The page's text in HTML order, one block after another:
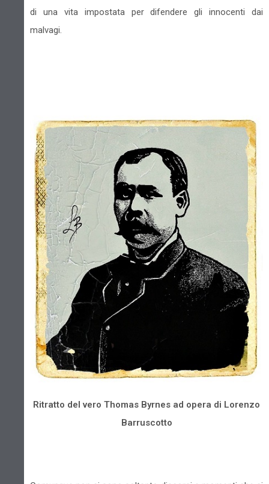
di una vita impostata per difendere gli innocenti dai
malvagi.
Ritratto del vero Thomas Byrnes ad opera di Lorenzo
Barruscotto